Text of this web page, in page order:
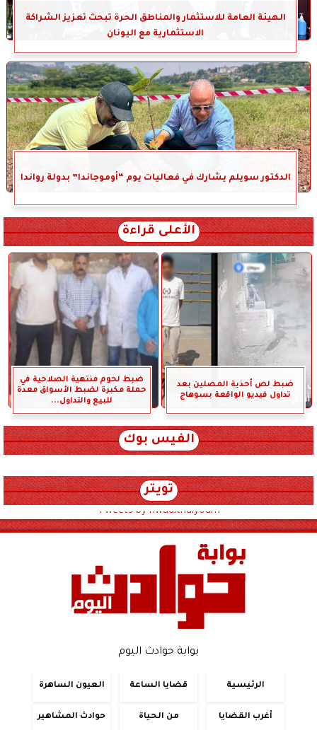
الهيئة العامة للاستثمار والمناطق الحرة تبحث تعزيز الشراكة
الاستثمارية مع اليونان
الدكتور سويلم يشارك في فعاليات يوم “أوموجاندا” بدولة رواندا
الأعلى قراءة
ضبط لص أحذية المصلين بعد
تداول فيديو الواقعة بسوهاج
ضبط لحوم منتهية الصلاحية في
حملة مكبرة لضبط الأسواق معدة
للبيع والتداول...
الفيس بوك
تويتر
Tweets by hwadithalyoum
بوابة حوادث اليوم
الرئيسية قضايا الساعة العيون الساهرة
أغرب القضايا من الحياة حوادث المشاهير